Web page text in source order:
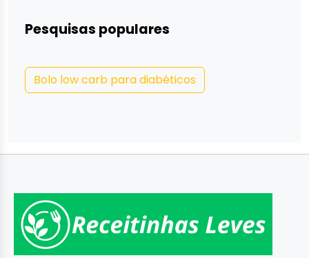
Pesquisas populares
Bolo low carb para diabéticos